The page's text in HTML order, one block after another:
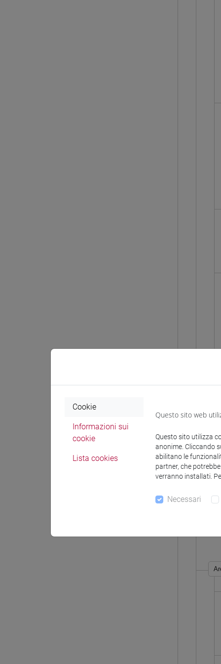
Cookie
Informazioni sui
cookie
Lista cookies
Questo sito web
Questo sito utilizza
anonime. Cliccando
abilitano le
partner, che
verranno installati.
Necessari